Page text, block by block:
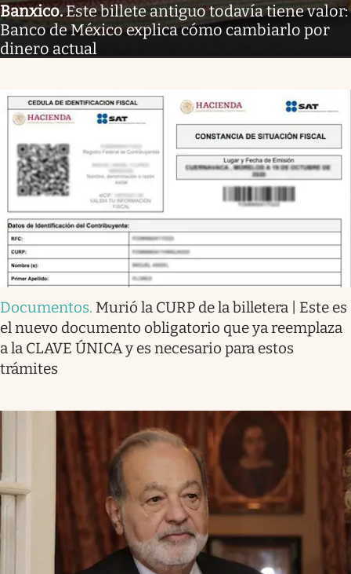
Banxico.Este billete antiguo todavía tiene valor:
Banco de México explica cómo cambiarlo por
dinero actual
Documentos. Murió la CURP de la billetera | Este es
el nuevo documento obligatorio que ya reemplaza
a la CLAVE ÚNICA y es necesario para estos
trámites